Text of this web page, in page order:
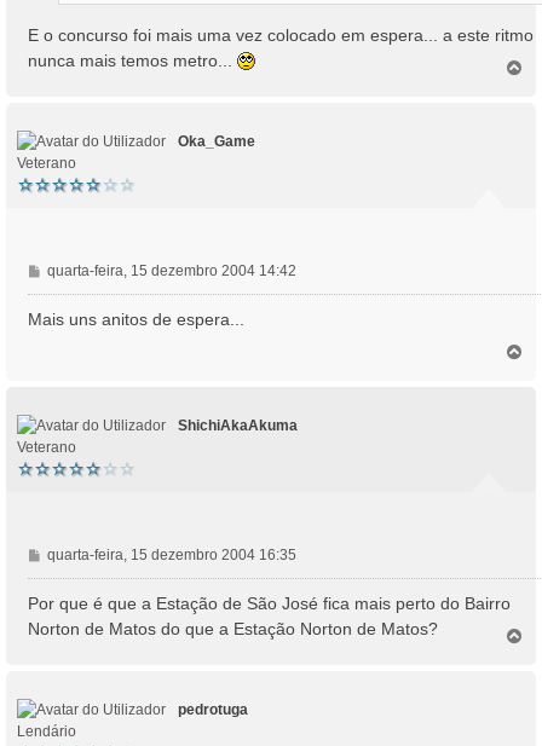
E o concurso foi mais uma vez colocado em espera... a este ritmo
nunca mais temos metro...
Oka_Game
Veterano
M
e
n
m
quarta-feira, 15 dezembro 2004 14:42
Mais uns anitos de espera...
ShichiAkaAkuma
Veterano
M
e
n
m
quarta-feira, 15 dezembro 2004 16:35
Por que é que a Estação de São José fica mais perto do Bairro
Norton de Matos do que a Estação Norton de Matos?
pedrotuga
Lendário